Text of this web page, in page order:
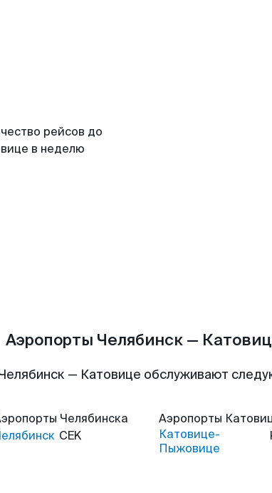
рейсов до
в неделю
Аэропорты Челябинск —
— Катовице обслуживают
Челябинска
CEK
Аэропорты
Катовице-
Пыжовице